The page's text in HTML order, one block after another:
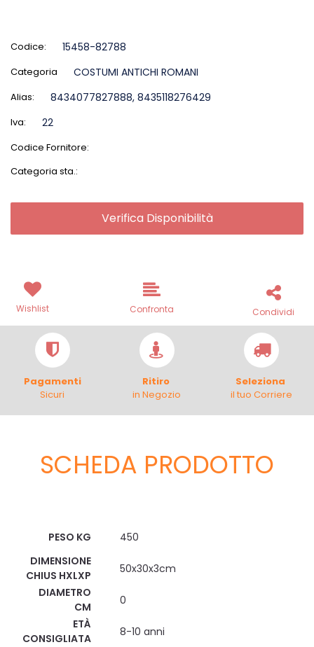
Codice: 15458-82788
Categoria COSTUMI ANTICHI ROMANI
Alias: 8434077827888, 8435118276429
Iva: 22
Codice Fornitore:
Categoria sta.:
Verifica Disponibilità
Wishlist Confronta Condividi
Pagamenti
Sicuri
Ritiro
in Negozio
Seleziona
il tuo Corriere
SCHEDA PRODOTTO
PESO KG
450
DIMENSIONE
CHIUS HXLXP
50x30x3cm
DIAMETRO
CM
0
ETÀ
CONSIGLIATA
8-10 anni